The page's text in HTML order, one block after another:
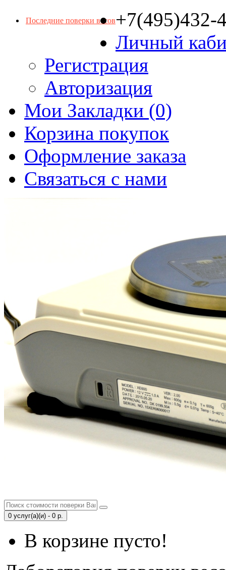
Последние поверки весов+7(495)432-
Личный
Регистрация
Авторизация
Мои Закладки (0)
Корзина покупок
Оформление заказа
Связаться с нами
0 услуг(а)(и) - 0 р.
В корзине пусто!